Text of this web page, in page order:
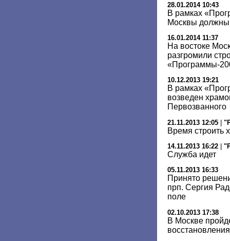
28.01.2014 10:43
В рамках
Москвы должны
16.01.2014 11:37
На востоке
разгромили
«Программы-
10.12.2013 19:21
В рамках
возведен
Первозванного
21.11.2013 12:05 |
Время строить
14.11.2013 16:22
Служба идет
05.11.2013 16:33
Принято
прп. Сергия
поле
02.10.2013 17:38
В Москве